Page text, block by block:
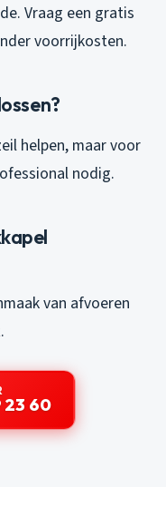
Vraag een gratis
voorrijkosten.
helpen, maar voor
nodig.
van afvoeren
23 60